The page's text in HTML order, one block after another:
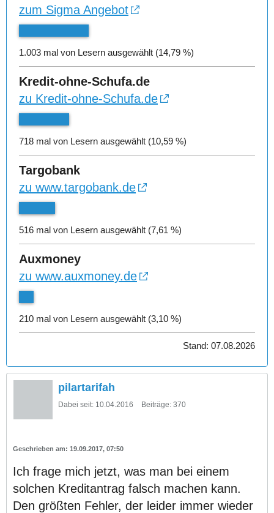
zum Sigma Angebot
1.003 mal von Lesern ausgewählt (14,79 %)
Kredit-ohne-Schufa.de
zu Kredit-ohne-Schufa.de
718 mal von Lesern ausgewählt (10,59 %)
Targobank
zu www.targobank.de
516 mal von Lesern ausgewählt (7,61 %)
Auxmoney
zu www.auxmoney.de
210 mal von Lesern ausgewählt (3,10 %)
Stand: 07.08.2026
pilartarifah
Dabei seit: 10.04.2016 Beiträge: 370
19.09.2017, 07:50
Ich frage mich jetzt, was man bei einem
solchen Kreditantrag falsch machen kann.
Den größten Fehler, der leider immer wieder